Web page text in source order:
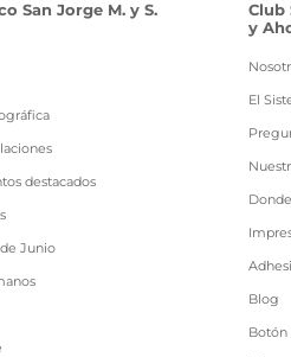
San Jorge M. y S.
destacados
Junio
Club
y
El
Blog